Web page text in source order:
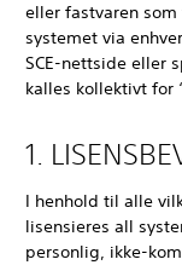
eller fastvaren
systemet via
SCE-nettside eller
kalles kollektivt for
1.
I henhold til alle
lisensieres all
personlig, ikke-